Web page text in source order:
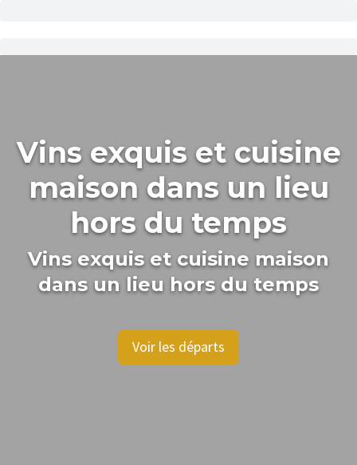
Vins exquis et cuisine
maison dans un lieu
hors du temps
Vins exquis et cuisine maison
dans un lieu hors du temps
Voir les départs